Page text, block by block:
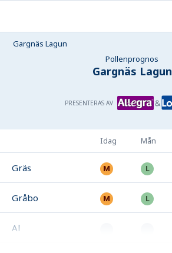
Gargnäs Lagun
Pollenprognos
Gargnäs Lagun
PRESENTERAS AV
Idag Mån
Gräs
Gråbo
Al